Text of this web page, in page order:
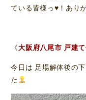
ている皆様っ♥️ ！あり
《大阪府八尾市 戸建
今日は 足場解体後の
た